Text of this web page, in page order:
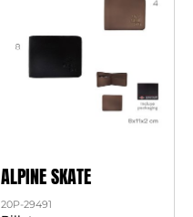
ALPINE SKATE
20P-29491